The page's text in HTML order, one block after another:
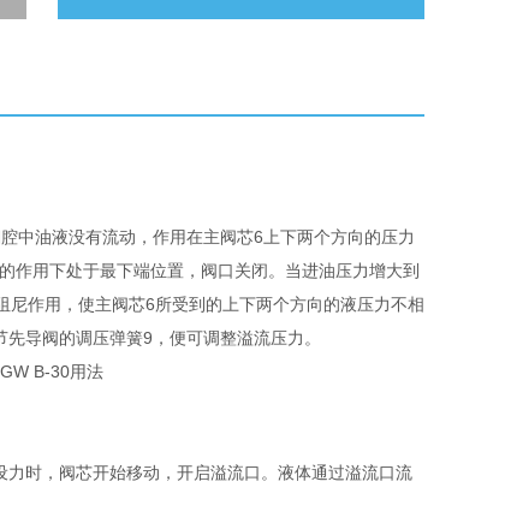
中油液没有流动，作用在主阀芯6上下两个方向的压力
作用下处于最下端位置，阀口关闭。当进油压力增大到
作用，使主阀芯6所受到的上下两个方向的液压力不相
导阀的调压弹簧9，便可调整溢流压力。
时，阀芯开始移动，开启溢流口。液体通过溢流口流